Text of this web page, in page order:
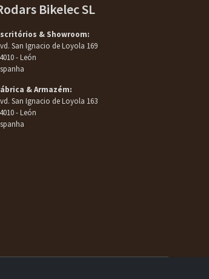
Bikelec SL
& Showroom:
San Ignacio de Loyola 169
- León
& Armazém:
San Ignacio de Loyola 163
- León